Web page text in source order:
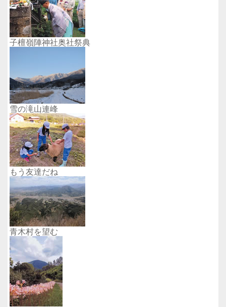
子檀嶺陣神社奥社祭典
雪の滝山連峰
もう友達だね
青木村を望む